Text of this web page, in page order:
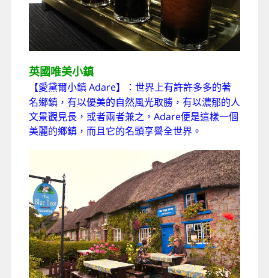
英國唯美小鎮
【愛黛爾小鎮 Adare】 ： 世界上有許許多多的著
名鄉鎮，有以優美的自然風光取勝，有以濃郁的人
文景觀見長，或者兩者兼之，Adare便是這樣一個
美麗的鄉鎮，而且它的名頭享譽全世界。